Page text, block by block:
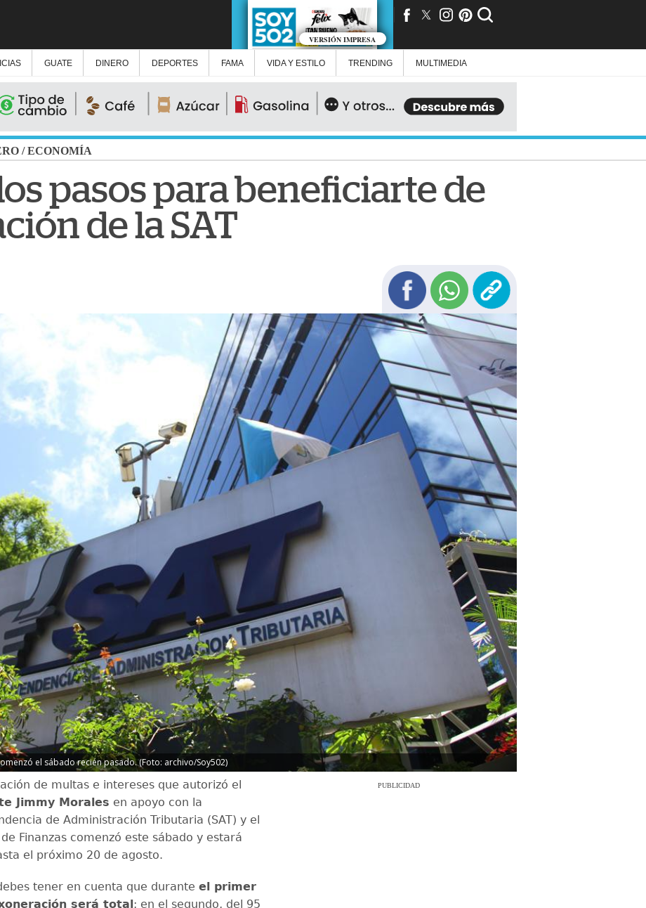
VERSIÓN IMPRESA
GUATE DINERO DEPORTES FAMA VIDA Y ESTILO TRENDING MULTIMEDIA
/ECONOMÍA
pasos para beneficiarte de
de la SAT
el sábado recién pasado. (Foto: archivo/Soy502)
de multas e intereses que autorizó el
Jimmy Morales en apoyo con la
de Administración Tributaria (SAT) y el
Finanzas comenzó este sábado y estará
el próximo 20 de agosto.
tener en cuenta que durante el primer
será total; en el segundo, del 95
PUBLICIDAD